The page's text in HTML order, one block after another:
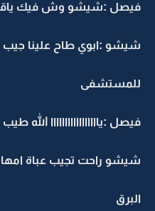
فيصل :شيشو وش فيك
شيشو :ابوي طاح علينا جيب
للمستشفى
فيصل :يااااااااااااااااا الله
شيشو راحت تجيب عباة امها
البرق